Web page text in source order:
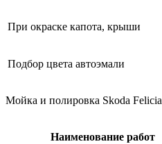
При окраске капота, крыши
Подбор цвета автоэмали
Мойка и полировка Skoda Felicia
Наименование работ